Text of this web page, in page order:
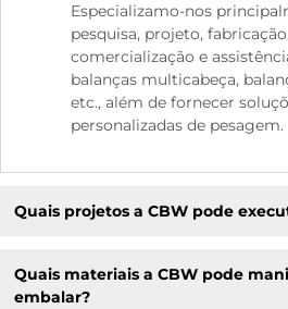
Especializamo-nos
pesquisa, projeto,
comercialização e
balanças multicabeça,
etc., além de fornecer
personalizadas de pesagem.
Quais projetos a CBW pode
Quais materiais a CBW pode
embalar?